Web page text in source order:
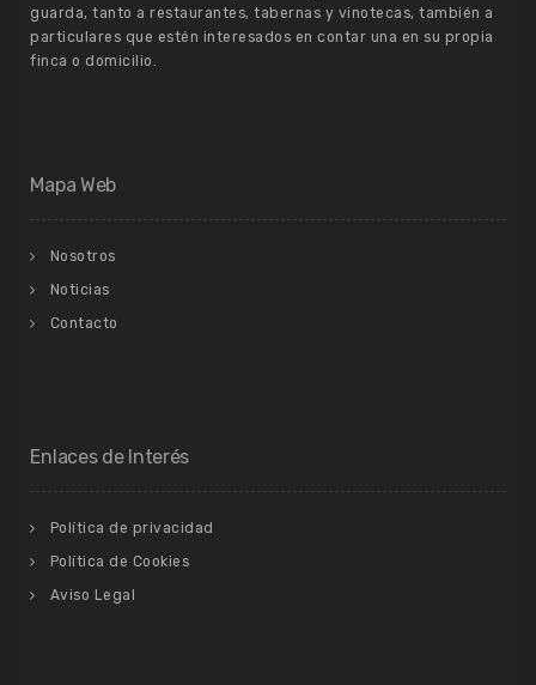
guarda, tanto a restaurantes, tabernas y vinotecas, también a
particulares que estén interesados en contar una en su propia
finca o domicilio.
Mapa Web
Nosotros
Noticias
Contacto
Enlaces de Interés
Política de privacidad
Política de Cookies
Aviso Legal